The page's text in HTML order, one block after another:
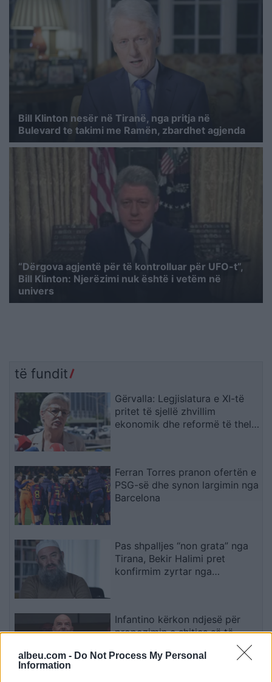
albeu.com - Do Not Process My Personal
Information
Bill Klinton nesër në Tiranë, nga pritja në
Bulevard te takimi me Ramën, zbardhet agjenda
“Dërgova agjentë për të kontrolluar për UFO-t”,
Bill Klinton: Njerëzimi nuk është i vetëm në
univers
të fundit
Gërvalla: Legjislatura e XI-të
pritet të sjellë zhvillim
ekonomik dhe reformë të thellë
Ferran Torres pranon ofertën e
PSG-së dhe synon largimin nga
Barcelona
Pas shpalljes “non grata” nga
Tirana, Bekir Halimi pret
konfirmim zyrtar nga
Infantino kërkon ndjesë për
propozimin e shitjes së të
drejtave të Kupës së Botës